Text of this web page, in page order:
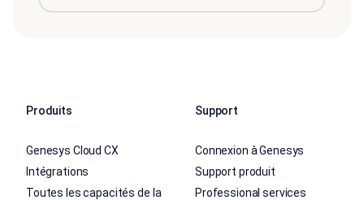
Produits
Genesys Cloud CX
Intégrations
Toutes les capacités de la
Support
Connexion à Genesys
Support produit
Professional services